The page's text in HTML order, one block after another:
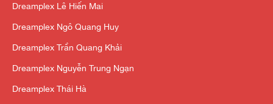
Dreamplex Lê Hiến Mai
Dreamplex Ngô Quang Huy
Dreamplex Trần Quang Khải
Dreamplex Nguyễn Trung Ngạn
Dreamplex Thái Hà